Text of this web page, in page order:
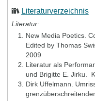
Literaturverzeichnis
Literatur:
New Media Poetics.
Edited by Thomas
2009
Literatur als
und Brigitte E. Jirku.
Dirk Uffelmann.